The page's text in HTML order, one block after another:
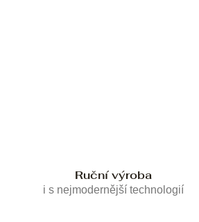
Ruční výroba
i s nejmodernější technologií